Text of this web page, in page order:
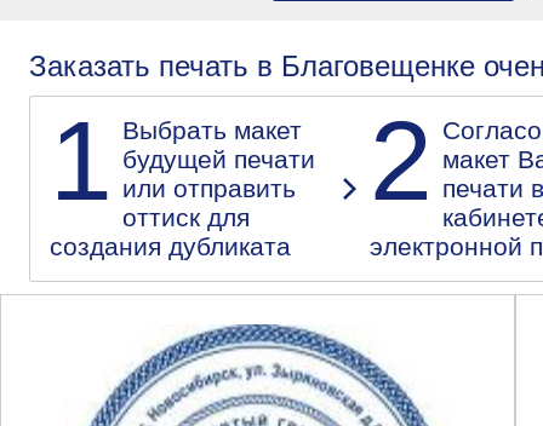
Заказать печать в Благовещенке
1 Выбрать макет
будущей печати
или отправить
оттиск для
создания дубликата
2
макет
печати
электронной